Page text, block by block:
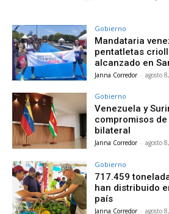
Gobierno
Mandataria
pentatletas
alcanzado en
Janna Corredor - agosto
Gobierno
Venezuela y
compromisos
bilateral
Janna Corredor - agosto
Gobierno
717.459
han distribuido
país
Janna Corredor - agosto